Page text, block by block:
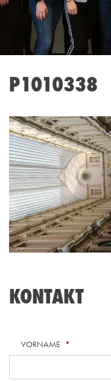
P1010338
KONTAKT
VORNAME *